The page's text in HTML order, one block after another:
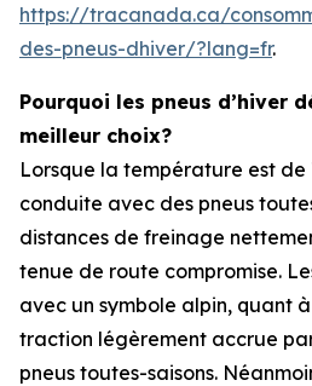
https://tracanada.ca/
des-pneus-dhiver/?lang=fr.
Pourquoi les pneus d’hiver
meilleur choix?
Lorsque la température est de
conduite avec des pneus
distances de freinage
tenue de route compromise.
avec un symbole alpin, quant
traction légèrement accrue
pneus toutes-saisons.